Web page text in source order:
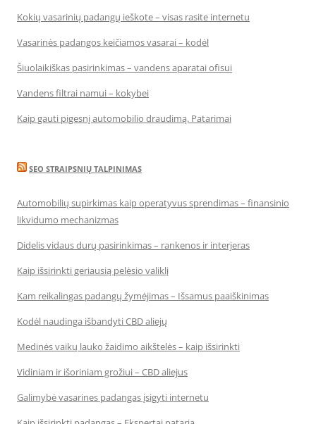
Kokių vasarinių padangų ieškote – visas rasite internetu
Vasarinės padangos keičiamos vasarai – kodėl
Šiuolaikiškas pasirinkimas – vandens aparatai ofisui
Vandens filtrai namui – kokybei
Kaip gauti pigesnį automobilio draudimą. Patarimai
SEO STRAIPSNIŲ TALPINIMAS
Automobilių supirkimas kaip operatyvus sprendimas – finansinio
likvidumo mechanizmas
Didelis vidaus durų pasirinkimas – rankenos ir interjeras
Kaip išsirinkti geriausią pelėsio valiklį
Kam reikalingas padangų žymėjimas – Išsamus paaiškinimas
Kodėl naudinga išbandyti CBD aliejų
Medinės vaikų lauko žaidimo aikštelės – kaip išsirinkti
Vidiniam ir išoriniam grožiui – CBD aliejus
Galimybė vasarines padangas įsigyti internetu